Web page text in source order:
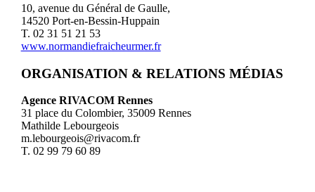
10, avenue du Général de Gaulle,
14520 Port-en-Bessin-Huppain
T. 02 31 51 21 53
www.normandiefraicheurmer.fr
ORGANISATION & RELATIONS MÉDIAS
Agence RIVACOM Rennes
31 place du Colombier, 35009 Rennes
Mathilde Lebourgeois
m.lebourgeois@rivacom.fr
T. 02 99 79 60 89